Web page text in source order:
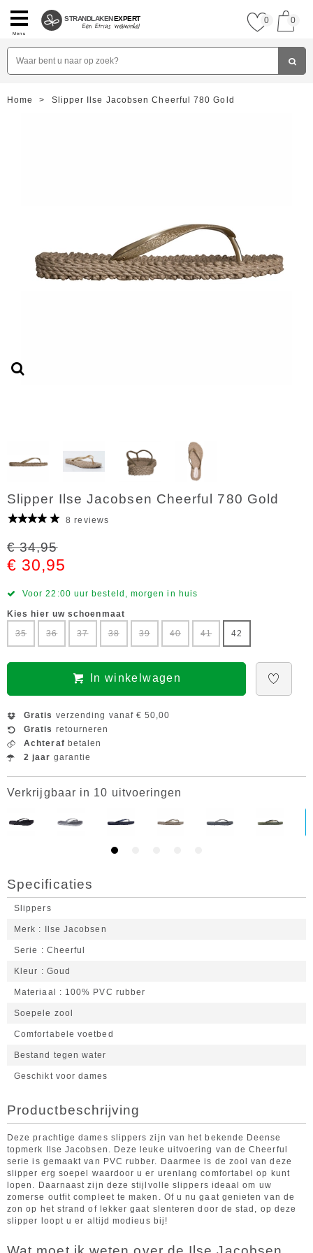
Menu
STRANDLAKENEXPERT 0 0
Home > Slipper Ilse Jacobsen Cheerful 780 Gold
Slipper Ilse Jacobsen Cheerful 780 Gold
8 reviews
€ 34,95
€ 30,95
Voor 22:00 uur besteld, morgen in huis
Kies hier uw schoenmaat
35
36 37 38 39 40 41 42
In winkelwagen
Gratis verzending vanaf € 50,00
Gratis retourneren
Achteraf betalen
2 jaar garantie
Verkrijgbaar in 10 uitvoeringen
Specificaties
Slippers
Merk Ilse Jacobsen
Serie Cheerful
Kleur Goud
Materiaal 100% PVC rubber
Soepele zool
Comfortabele voetbed
Bestand tegen water
Geschikt voor dames
Productbeschrijving
Deze prachtige dames slippers zijn van het bekende Deense
topmerk Ilse Jacobsen. Deze leuke uitvoering van de Cheerful
serie is gemaakt van PVC rubber. Daarmee is de zool van deze
slipper erg soepel waardoor u er urenlang comfortabel op kunt
lopen. Daarnaast zijn deze stijlvolle slippers ideaal om uw
zomerse outfit compleet te maken. Of u nu gaat genieten van de
zon op het strand of lekker gaat slenteren door de stad, op deze
slipper loopt u er altijd modieus bij!